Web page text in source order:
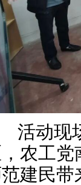
动现场
，农工
建民带